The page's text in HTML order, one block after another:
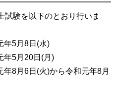
試験を以下のとおり行いま
年5月8日(水)
年5月20日(月)
6日(火)から令和元年8月